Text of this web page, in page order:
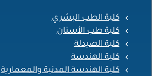
كلية الطب البشري
كلية طب الأسنان
كلية الصيدلة
كلية الهندسة
كلية الهندسة المدنية والمعمارية